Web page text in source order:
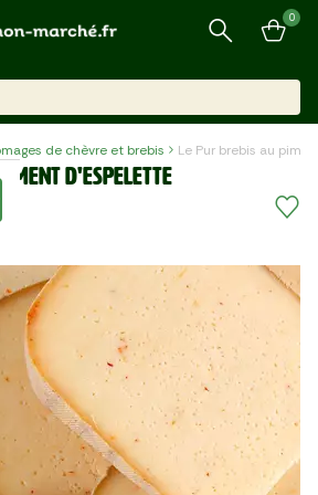
Recherche
0
de chèvre et brebis Le Pur brebis au
d'Espelette